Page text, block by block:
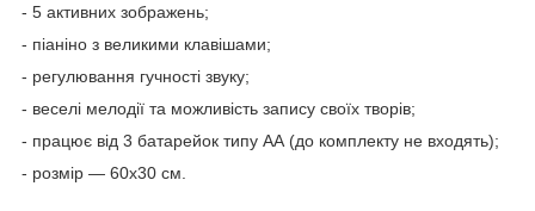
- 5 активних зображень;
- піаніно з великими клавішами;
- регулювання гучності звуку;
- веселі мелодії та можливість запису своїх творів;
- працює від 3 батарейок типу АА (до комплекту не входять);
- розмір — 60х30 см.